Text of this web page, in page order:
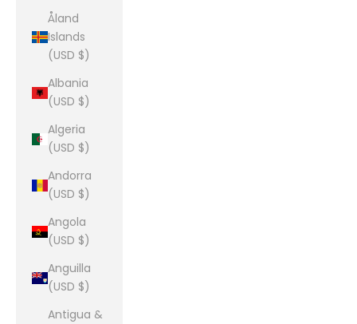
Åland
Islands
(USD $)
Albania
(USD $)
Algeria
(USD $)
Andorra
(USD $)
Angola
(USD $)
Anguilla
(USD $)
Antigua &